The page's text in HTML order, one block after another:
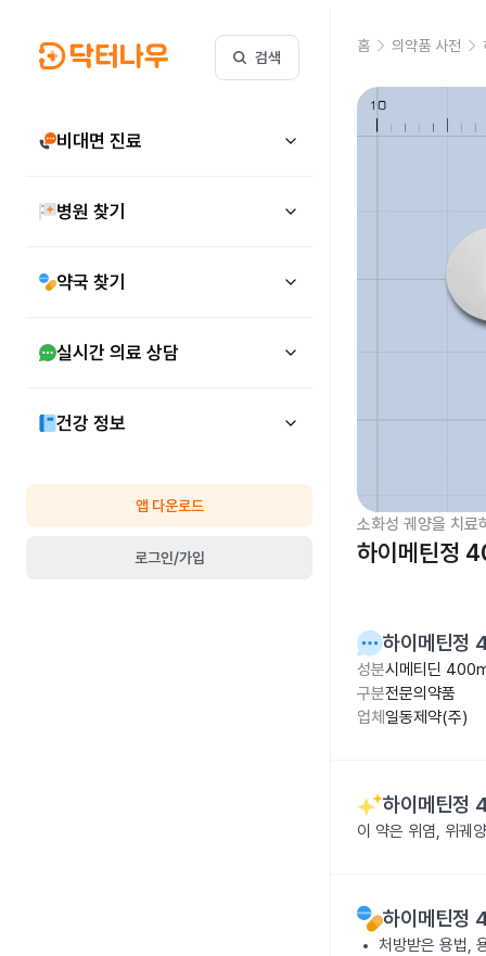
검색
비대면 진료
병원 찾기
약국 찾기
실시간 의료 상담
건강 정보
앱 다운로드
로그인/가입
홈 의약품 사전
소화성 궤양을 치료
하이메틴정
하이메틴
성분시메티딘
구분전문의약품
업체 일동제약(주)
하이메틴
이 약은 위염, 위궤
하이메틴
처방받은 용법,